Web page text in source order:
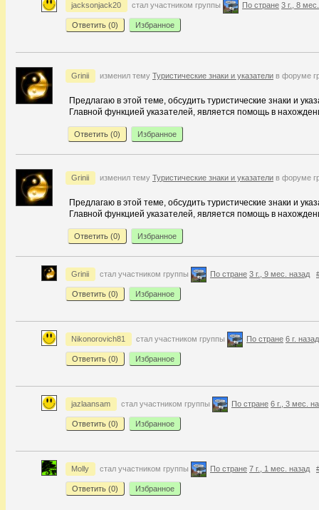
jacksonjack20 стал участником группы По стране 3 г., 8
Ответить (0) Избранное
Grinii изменил тему Туристические знаки и указатели в форуме
Предлагаю в этой теме, обсудить туристические знаки и
Главной функцией указателей, является помощь в
Ответить (0) Избранное
Grinii изменил тему Туристические знаки и указатели в форуме
Предлагаю в этой теме, обсудить туристические знаки и
Главной функцией указателей, является помощь в
Ответить (0) Избранное
Grinii стал участником группы По стране 3 г., 9 мес. назад
Ответить (0) Избранное
Nikonorovich81 стал участником группы По стране 6 г. назад
Ответить (0) Избранное
jazlaansam стал участником группы По стране 6 г., 3 мес.
Ответить (0) Избранное
Molly стал участником группы По стране 7 г., 1 мес. назад
Ответить (0) Избранное